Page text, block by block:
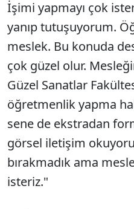
İşimi yapmayı çok
yanıp tutuşuyorum.
meslek. Bu konuda
çok güzel olur.
Güzel Sanatlar
öğretmenlik yapma
sene de ekstradan
görsel iletişim
bırakmadık ama
isteriz."